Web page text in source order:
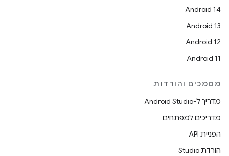
Android 14
Android 13
Android 12
Android 11
מסמכים והורדות
מדריך ל-Android Studio
מדריכים למפתחים
הפניית API
הורדת Studio